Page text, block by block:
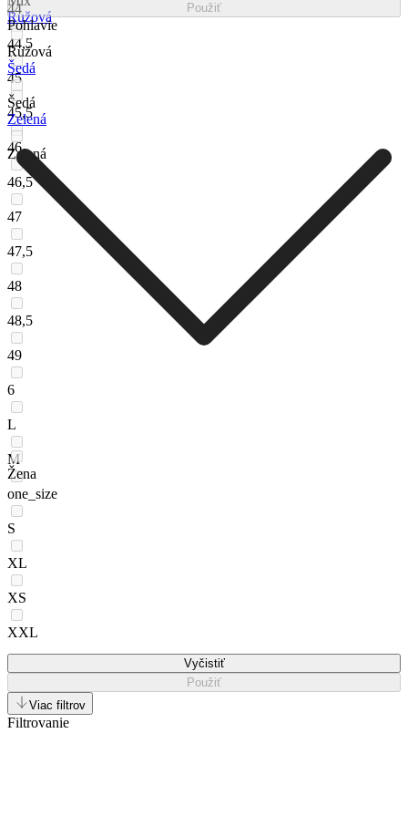
44
44,5
45
45,5
46
46,5
47
47,5
48
48,5
49
6
L
M
one_size
S
XL
XS
XXL
Ružová
Ružová
Šedá
Šedá
Zelená
Zelená
Použiť
Pohlavie
Žena
Vyčistiť
Použiť
Viac filtrov
Filtrovanie